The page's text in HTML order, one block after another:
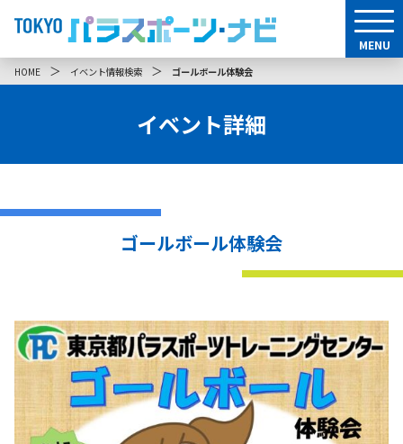
MENU
HOME ＞ イベント情報検索 ＞ ゴールボール体験会
イベント詳細
ゴールボール体験会